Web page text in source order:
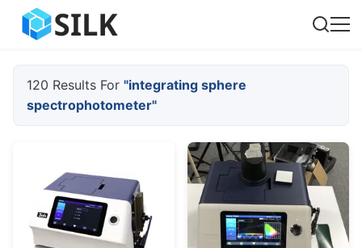
120 Results For "integrating sphere
spectrophotometer"